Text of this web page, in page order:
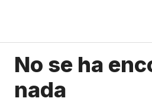
contenido
No se ha
nada